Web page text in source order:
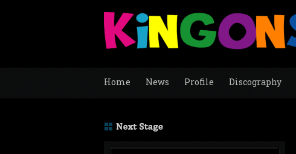
Home News Profile Discography